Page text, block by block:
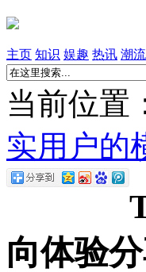
主页 知识 娱趣 热讯 潮流
当前位置
实用户的
向体验